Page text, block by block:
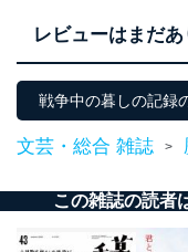
レビューはまだ
戦争中の暮しの記録
文芸・総合 雑誌 >
この雑誌の読者